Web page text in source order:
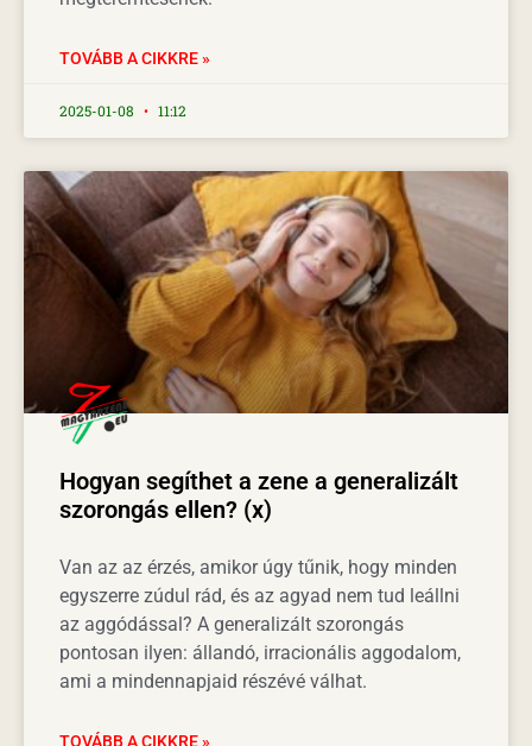
TOVÁBB A CIKKRE »
2025-01-08 11:12
Hogyan segíthet a zene a generalizált
szorongás ellen? (x)
Van az az érzés, amikor úgy tűnik, hogy minden
egyszerre zúdul rád, és az agyad nem tud leállni
az aggódással? A generalizált szorongás
pontosan ilyen: állandó, irracionális aggodalom,
ami a mindennapjaid részévé válhat.
TOVÁBB A CIKKRE »